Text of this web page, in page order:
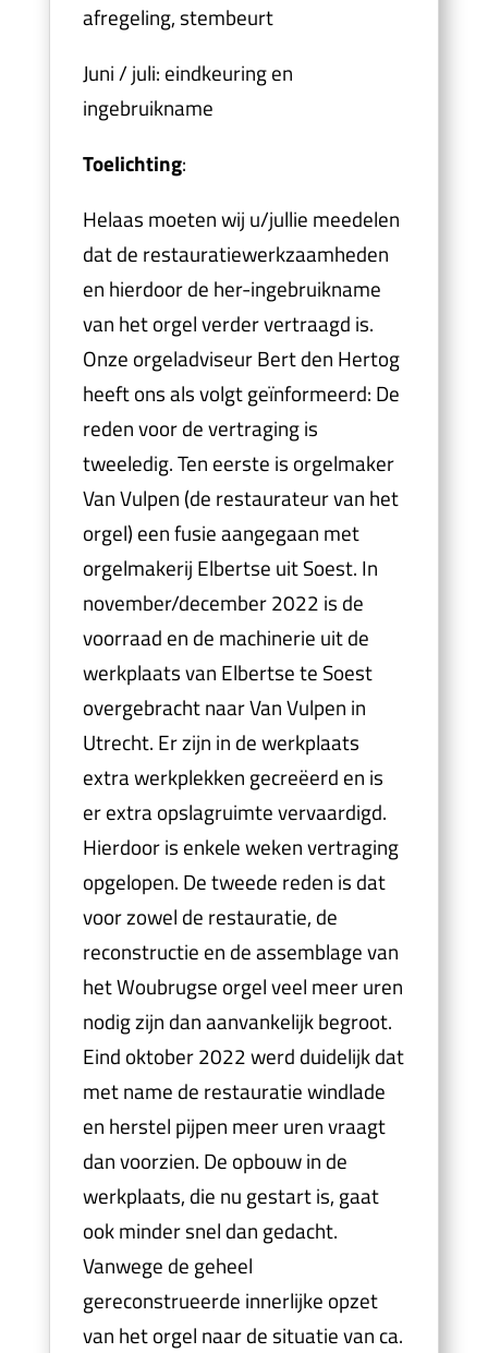
afregeling, stembeurt
Juni / juli: eindkeuring en
ingebruikname
Toelichting:
Helaas moeten wij u/jullie meedelen
dat de restauratiewerkzaamheden
en hierdoor de her-ingebruikname
van het orgel verder vertraagd is.
Onze orgeladviseur Bert den Hertog
heeft ons als volgt geïnformeerd: De
reden voor de vertraging is
tweeledig. Ten eerste is orgelmaker
Van Vulpen (de restaurateur van het
orgel) een fusie aangegaan met
orgelmakerij Elbertse uit Soest. In
november/december 2022 is de
voorraad en de machinerie uit de
werkplaats van Elbertse te Soest
overgebracht naar Van Vulpen in
Utrecht. Er zijn in de werkplaats
extra werkplekken gecreëerd en is
er extra opslagruimte vervaardigd.
Hierdoor is enkele weken vertraging
opgelopen. De tweede reden is dat
voor zowel de restauratie, de
reconstructie en de assemblage van
het Woubrugse orgel veel meer uren
nodig zijn dan aanvankelijk begroot.
Eind oktober 2022 werd duidelijk dat
met name de restauratie windlade
en herstel pijpen meer uren vraagt
dan voorzien. De opbouw in de
werkplaats, die nu gestart is, gaat
ook minder snel dan gedacht.
Vanwege de geheel
gereconstrueerde innerlijke opzet
van het orgel naar de situatie van ca.